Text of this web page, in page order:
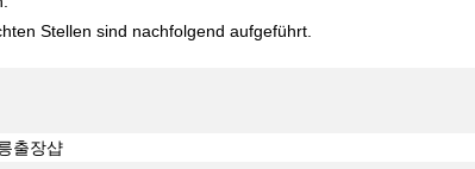
Stellen sind nachfolgend aufgeführt.